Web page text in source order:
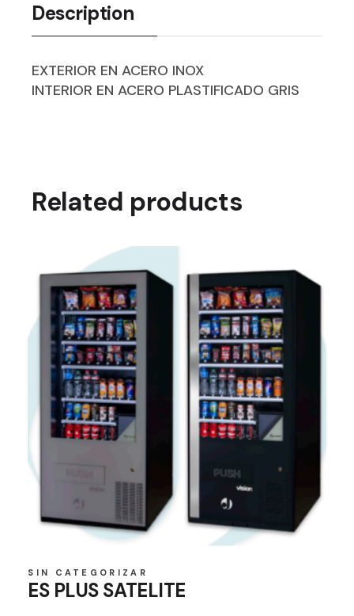
Description
EXTERIOR EN ACERO INOX
INTERIOR EN ACERO PLASTIFICADO GRIS
Related products
SIN CATEGORIZAR
ES PLUS SATELITE